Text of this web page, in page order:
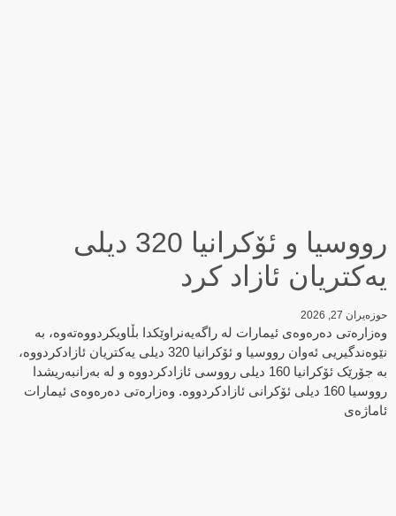
رووسیا و ئۆکرانیا 320 دیلی
یەکتریان ئازاد کرد
حوزه‌یران 27, 2026
وەزارەتی دەرەوەی ئیمارات لە راگەیەنراوێکدا بڵاویکردووەتەوە، بە
نێوەندگیریی ئەوان رووسیا و ئۆکرانیا 320 دیلی یەکتریان ئازادکردووە،
بە جۆرێک ئۆکرانیا 160 دیلی رووسی ئازادکردووە و لە بەرانبەریشدا
رووسیا 160 دیلی ئۆکرانی ئازادکردووە. وەزارەتی دەرەوەی ئیمارات
ئاماژەی